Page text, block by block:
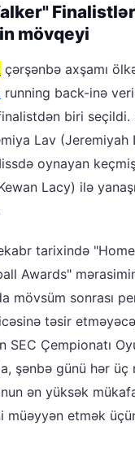
mövqeyi
çərşənbə axşamı
running back-inə
biri seçildi.
Lav (Jeremiyah
oynayan
Lacy) ilə
tarixində
Awards"
mövsüm sonrası
təsir
SEC Çempionatı
şənbə günü hər üç
ən yüksək
müəyyən etmək